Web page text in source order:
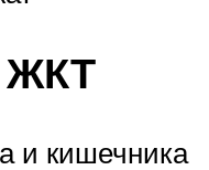
ЖКТ
и кишечника